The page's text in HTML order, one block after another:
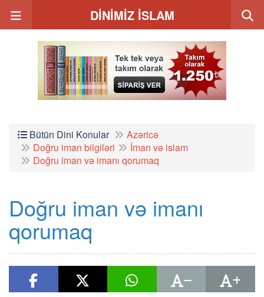
DİNİMİZ İSLAM
Bütün Dini Konular
Azəricə
Doğru iman bilgiləri
İman və islam
Doğru iman və imanı qorumaq
Doğru iman və imanı
qorumaq